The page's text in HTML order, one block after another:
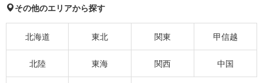
その他のエリアから探す
北海道 東北 関東 甲信越
北陸 東海 関西 中国